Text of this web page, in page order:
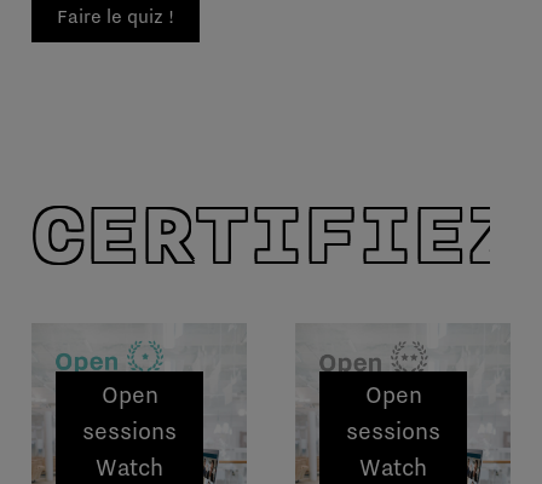
Faire le quiz !
Open
sessions
Watch
Open
sessions
Watch